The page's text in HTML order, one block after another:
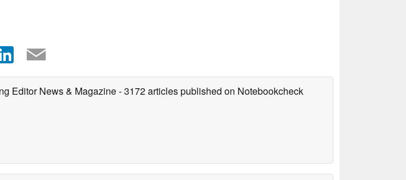
Editor News & Magazine- 3172 articles published on Notebookcheck